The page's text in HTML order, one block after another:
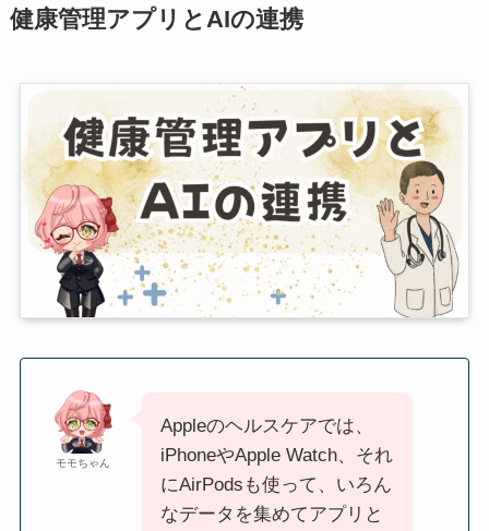
健康管理アプリとAIの連携
モモちゃん
Appleのヘルスケアでは、
iPhoneやApple Watch、それ
にAirPodsも使って、いろん
なデータを集めてアプリと